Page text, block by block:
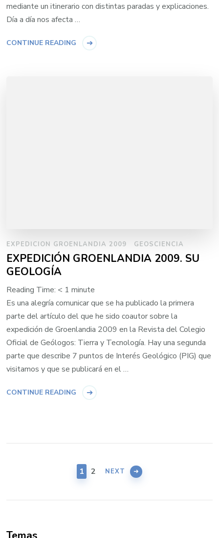
mediante un itinerario con distintas paradas y explicaciones.
Día a día nos afecta …
CONTINUE READING
EXPEDICION GROENLANDIA 2009 GEOSCIENCIA
EXPEDICIÓN GROENLANDIA 2009. SU
GEOLOGÍA
Reading Time: < 1 minute
Es una alegría comunicar que se ha publicado la primera
parte del artículo del que he sido coautor sobre la
expedición de Groenlandia 2009 en la Revista del Colegio
Oficial de Geólogos: Tierra y Tecnología. Hay una segunda
parte que describe 7 puntos de Interés Geológico (PIG) que
visitamos y que se publicará en el …
CONTINUE READING
paginationPAGE
1 PAGE
2 NEXT